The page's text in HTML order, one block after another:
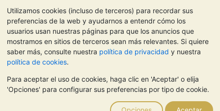
Utilizamos cookies (incluso de terceros) para recordar sus
preferencias de la web y ayudarnos a entendr cómo los
usuarios usan nuestras páginas para que los anuncios que
mostramos en sitios de terceros sean más relevantes. Si quiere
saber más, consulte nuestra política de privacidad y nuestra
política de cookies.
Para aceptar el uso de cookies, haga clic en 'Aceptar' o elija
'Opciones' para configurar sus preferencias por tipo de cookie.
W6 8DA
Reino Unido
NOTA: El valor de los metales preciosos puede tanto bajar como
subir. Las tendencias históricas no garantizan la evolución
futura de los precios. Nada de lo contenido en los sitios web de